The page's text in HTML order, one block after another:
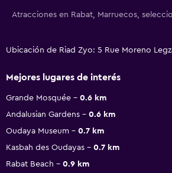
Atracciones en Rabat, Marruecos,
Ubicación de Riad Zyo: 5 Rue Moreno
Mejores lugares de interés
Grande Mosquée
0.6 km
Andalusian Gardens
0.6 km
Oudaya Museum
0.7 km
Kasbah des Oudayas
0.7 km
Rabat Beach
0.9 km